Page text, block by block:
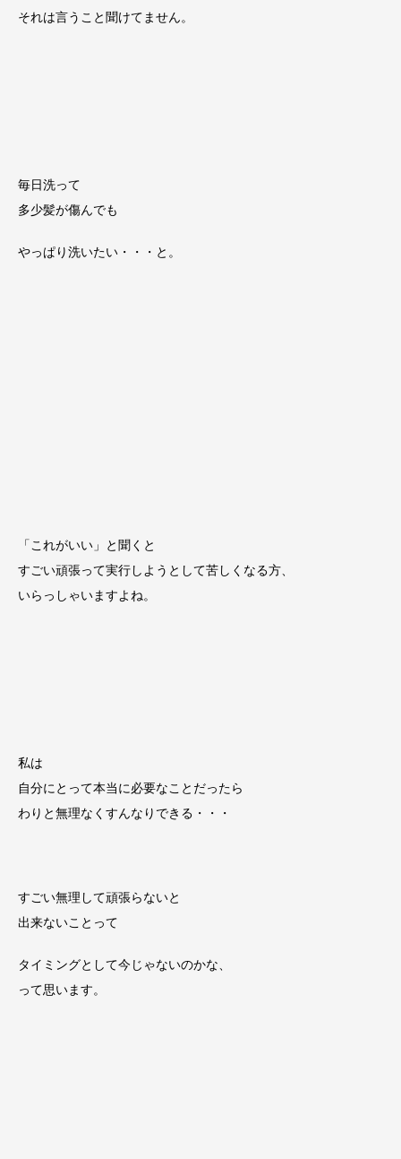
それは言うこと聞けてません。
毎日洗って
多少髪が傷んでも
やっぱり洗いたい・・・と。
「これがいい」と聞くと
すごい頑張って実行しようとして苦しくなる方、
いらっしゃいますよね。
私は
自分にとって本当に必要なことだったら
わりと無理なくすんなりできる・・・
すごい無理して頑張らないと
出来ないことって
タイミングとして今じゃないのかな、
って思います。